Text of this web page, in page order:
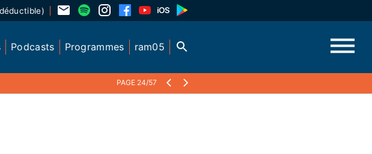
Podcasts Programmes ram05
PAGE 24/57